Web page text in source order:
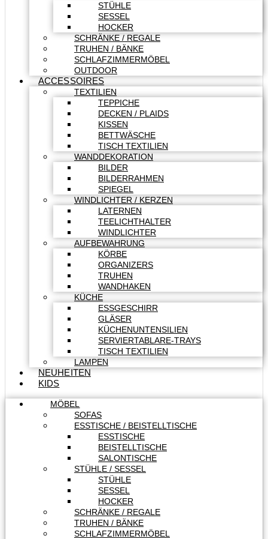
STÜHLE
SESSEL
HOCKER
SCHRÄNKE / REGALE
TRUHEN / BÄNKE
SCHLAFZIMMERMÖBEL
OUTDOOR
ACCESSOIRES
TEXTILIEN
TEPPICHE
DECKEN / PLAIDS
KISSEN
BETTWÄSCHE
TISCH TEXTILIEN
WANDDEKORATION
BILDER
BILDERRAHMEN
SPIEGEL
WINDLICHTER / KERZEN
LATERNEN
TEELICHTHALTER
WINDLICHTER
AUFBEWAHRUNG
KÖRBE
ORGANIZERS
TRUHEN
WANDHAKEN
KÜCHE
ESSGESCHIRR
GLÄSER
KÜCHENUNTENSILIEN
SERVIERTABLARE-TRAYS
TISCH TEXTILIEN
LAMPEN
NEUHEITEN
KIDS
MÖBEL
SOFAS
ESSTISCHE / BEISTELLTISCHE
ESSTISCHE
BEISTELLTISCHE
SALONTISCHE
STÜHLE / SESSEL
STÜHLE
SESSEL
HOCKER
SCHRÄNKE / REGALE
TRUHEN / BÄNKE
SCHLAFZIMMERMÖBEL